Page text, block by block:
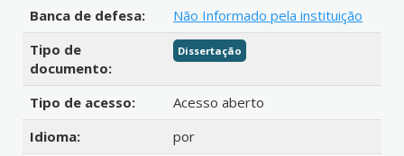
Banca de defesa:
Não Informado pela instituição
Tipo de
documento:
Dissertação
Tipo de acesso:
Acesso aberto
Idioma:
por